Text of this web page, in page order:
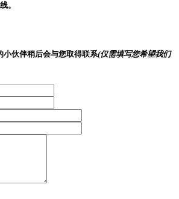
。
小伙伴稍后会与您取得联系(仅需填写您希望我们